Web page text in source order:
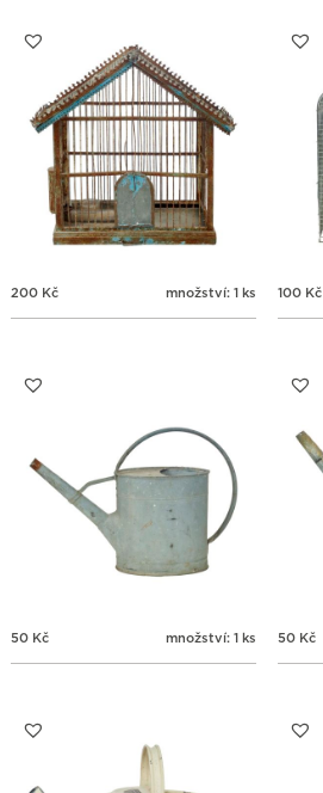
200 Kč množství: 1 ks 100 Kč
50 Kč množství: 1 ks 50 Kč